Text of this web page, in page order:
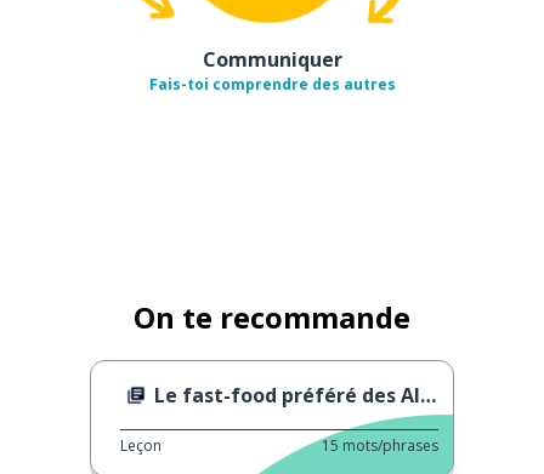
Communiquer
Fais-toi comprendre des autres
On te recommande
Le fast-food préféré des Allemands
Leçon 15 mots/phrases